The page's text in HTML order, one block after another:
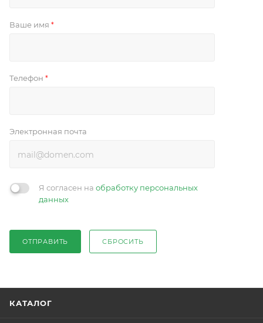
Ваше имя *
Телефон *
Электронная почта
Я согласен на обработку персональных
данных
ОТПРАВИТЬ СБРОСИТЬ
КАТАЛОГ